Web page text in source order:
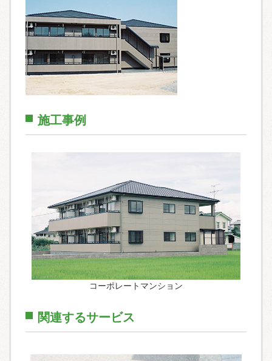
施工事例
コーポレートマンション
関連するサービス